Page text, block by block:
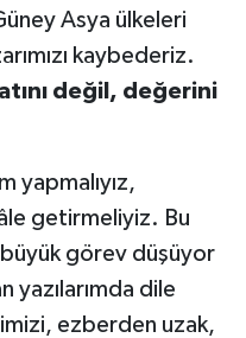
Asya ülkeleri
kaybederiz.
değil, değerini
yapmalıyız,
getirmeliyiz. Bu
görev düşüyor
yazılarımda dile
ezberden uzak,